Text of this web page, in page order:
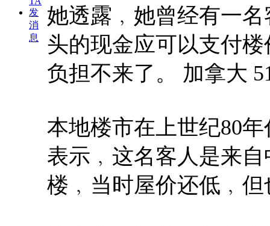
发
消
息
她透露﹐她曾经有一
头的现金应可以支付
负担不来了。 加拿大
本地楼市在上世纪80
表示﹐这名客人是来
楼﹐当时屋价还低﹐